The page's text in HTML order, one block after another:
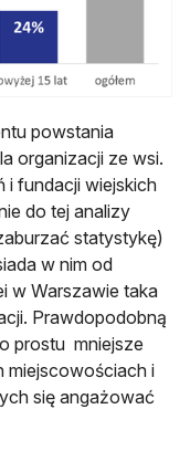
powstania
organizacji ze wsi.
i fundacji wiejskich
do tej analizy
statystykę)
w nim od
w Warszawie taka
Prawdopodobną
prostu mniejsze
miejscowościach i
się angażować